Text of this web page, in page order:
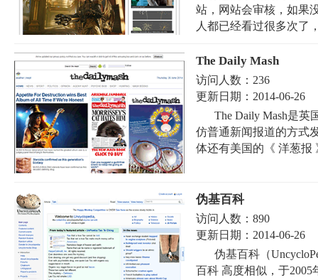
站，网站会审核，如果
人都已经看过很多次了
The Daily Mash
访问人数： 236
更新日期： 2014-06-26
The Daily Mash是英
仿普通新闻报道的方式
体还有美国的《 洋葱报
伪基百科
访问人数： 890
更新日期： 2014-06-26
伪基百科（
百科 高度相似，于2005